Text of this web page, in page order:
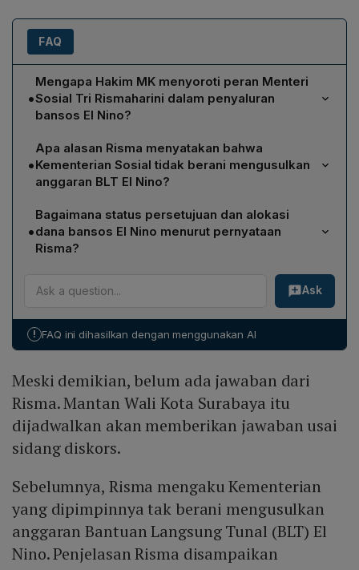
FAQ
•
Mengapa Hakim MK menyoroti peran Menteri
Sosial Tri Rismaharini dalam penyaluran
bansos El Nino?
Hakim MK menilai peran Risma tampak sangat minimalis
setelah rapat kerja (raker) dengan DPR yang
menghasilkan kesepakatan penyaluran BLT El Nino.
Dalam sidang sengketa Pilpres, Hakim Daniel Yusmic P
Foekh menanyakan mengapa Ibu Risma tidak tampak
dalam proses pembagian bansos meski persetujuan
sudah ada, menuding kemungkinan kurangnya
•
Apa alasan Risma menyatakan bahwa
Kementerian Sosial tidak berani mengusulkan
anggaran BLT El Nino?
Risma menjelaskan bahwa Kemensos tidak berani
mengajukan anggaran BLT El Nino karena belum
memiliki kepastian mengenai kondisi keuangan yang
serupa pernah terjadi pada tahun-tahun sebelumnya,
sehingga kementerian memilih menunggu kejelasan
•
Bagaimana status persetujuan dan alokasi
dana bansos El Nino menurut pernyataan
Risma?
Risma menyebutkan bahwa BLT El Nino telah disetujui
DPR pada akhir 2023 melalui kesimpulan rapat kerja
Komisi VIII dengan Mensos pada 7 November 2023. Ia
dialokasikan untuk program bansos, namun total
79,2 triliun (2024) karena BLT El Nino tidak masuk
dalam anggaran 2024.
Ask
! FAQ ini dihasilkan dengan menggunakan AI
Meski demikian, belum ada jawaban dari
Risma. Mantan Wali Kota Surabaya itu
dijadwalkan akan memberikan jawaban usai
sidang diskors.
Sebelumnya, Risma mengaku Kementerian
yang dipimpinnya tak berani mengusulkan
anggaran Bantuan Langsung Tunal (BLT) El
Nino. Penjelasan Risma disampaikan